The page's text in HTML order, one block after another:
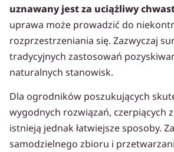
uznawany jest za uciążliwy
uprawa może prowadzić do
rozprzestrzeniania się. Zazwyczaj
tradycyjnych zastosowań
naturalnych stanowisk.
Dla ogrodników poszukujących
wygodnych rozwiązań, czerpiących
istnieją jednak łatwiejsze sposoby.
samodzielnego zbioru i